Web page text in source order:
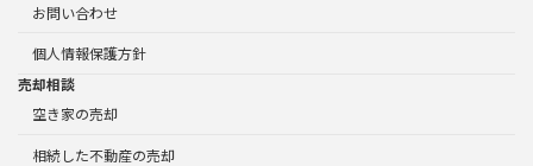
お問い合わせ
個人情報保護方針
売却相談
空き家の売却
相続した不動産の売却